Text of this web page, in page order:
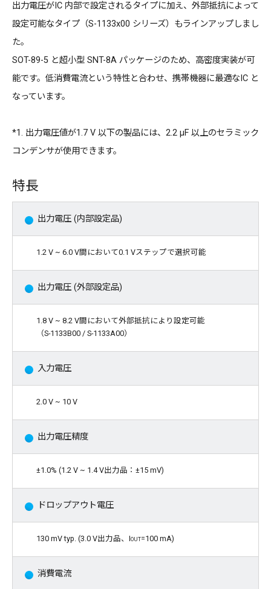
出力電圧がIC 内部で設定されるタイプに加え、外部抵抗によって
設定可能なタイプ（S-1133x00 シリーズ）もラインアップしまし
た。
SOT-89-5 と超小型 SNT-8A パッケージのため、高密度実装が可
能です。低消費電流という特性と合わせ、携帯機器に最適なIC と
なっています。
*1. 出力電圧値が1.7 V 以下の製品には、2.2 µF 以上のセラミック
コンデンサが使用できます。
特長
出力電圧 (内部設定品)
1.2 V ~ 6.0 V間において0.1 Vステップで選択可能
出力電圧 (外部設定品)
1.8 V ~ 8.2 V間において外部抵抗により設定可能
（S-1133B00 / S-1133A00）
入力電圧
2.0 V ~ 10 V
出力電圧精度
±1.0% (1.2 V ~ 1.4 V出力品：±15 mV)
ドロップアウト電圧
130 mV typ. (3.0 V出力品、 Iout=100 mA)
消費電流